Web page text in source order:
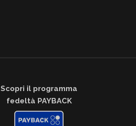
Scopri il programma
fedeltà PAYBACK